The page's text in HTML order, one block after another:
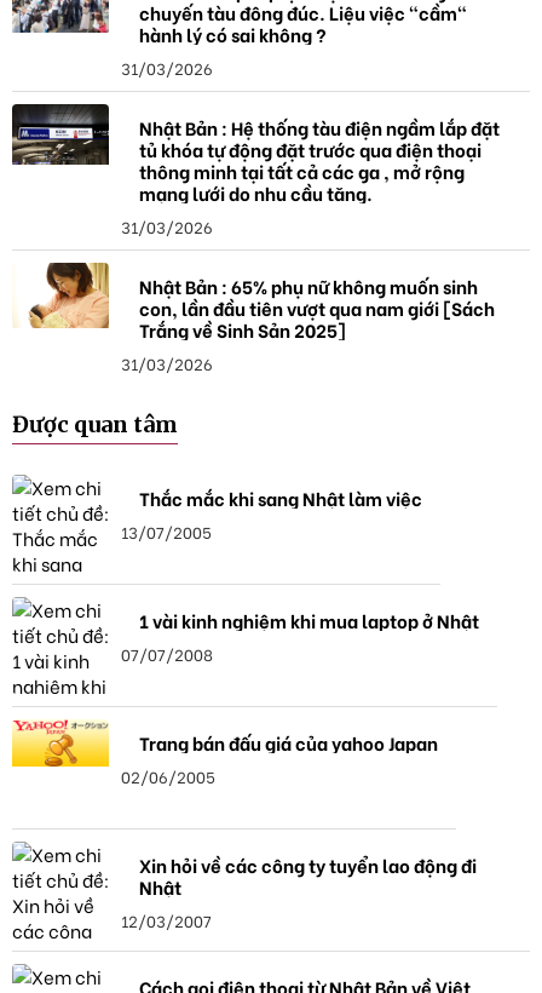
chuyến tàu đông đúc. Liệu việc "cầm"
hành lý có sai không ?
31/03/2026
Nhật Bản : Hệ thống tàu điện ngầm lắp đặt
tủ khóa tự động đặt trước qua điện thoại
thông minh tại tất cả các ga , mở rộng
mạng lưới do nhu cầu tăng.
31/03/2026
Nhật Bản : 65% phụ nữ không muốn sinh
con, lần đầu tiên vượt qua nam giới [Sách
Trắng về Sinh Sản 2025]
31/03/2026
Được quan tâm
Thắc mắc khi sang Nhật làm việc
13/07/2005
1 vài kinh nghiệm khi mua laptop ở Nhật
07/07/2008
Trang bán đấu giá của yahoo Japan
02/06/2005
Xin hỏi về các công ty tuyển lao động đi
Nhật
12/03/2007
Cách gọi điện thọai từ Nhật Bản về Việt